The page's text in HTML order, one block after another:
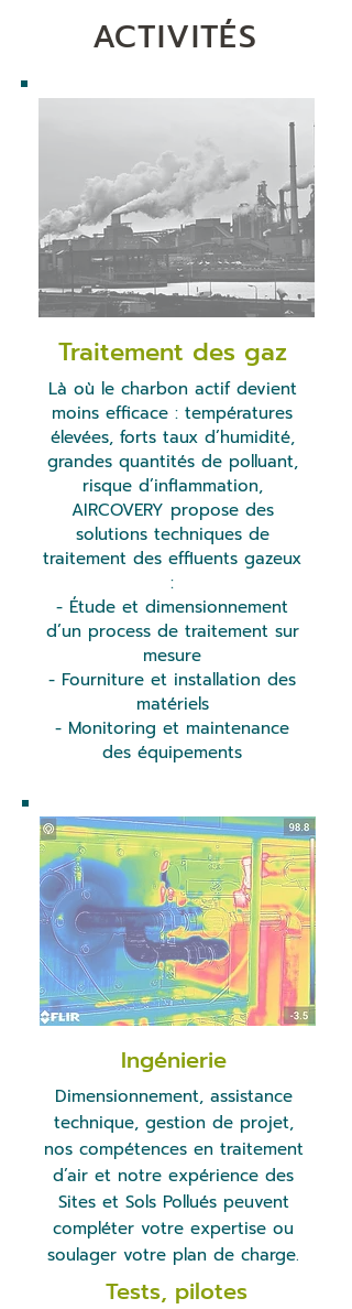
ACTIVITÉS
Traitement des gaz
Là où le charbon actif devient
moins efficace : températures
élevées, forts taux d’humidité,
grandes quantités de polluant,
risque d’inflammation,
AIRCOVERY propose des
solutions techniques de
traitement des effluents gazeux
:
- Étude et dimensionnement
d’un process de traitement sur
mesure
- Fourniture et installation des
matériels
- Monitoring et maintenance
des équipements
Ingénierie
Dimensionnement, assistance
technique, gestion de projet,
nos compétences en traitement
d’air et notre expérience des
Sites et Sols Pollués peuvent
compléter votre expertise ou
soulager votre plan de charge.
Tests, pilotes